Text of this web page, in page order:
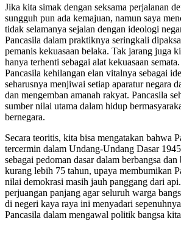
Jika kita simak dengan seksama perjalanan
sungguh pun ada kemajuan, namun saya
tidak selamanya sejalan dengan ideologi
Pancasila dalam praktiknya seringkali
pemanis kekuasaan belaka. Tak jarang juga
hanya terhenti sebagai alat kekuasaan
Pancasila kehilangan elan vitalnya sebagai
seharusnya menjiwai setiap aparatur negara
dan mengemban amanah rakyat. Pancasila
sumber nilai utama dalam hidup
bernegara.
Secara teoritis, kita bisa mengatakan bahwa
tercermin dalam Undang-Undang Dasar
sebagai pedoman dasar dalam berbangsa dan
kurang lebih 75 tahun, upaya membumikan
nilai demokrasi masih jauh panggang dari
perjuangan panjang agar seluruh warga
di negeri kaya raya ini menyadari
Pancasila dalam mengawal politik bangsa